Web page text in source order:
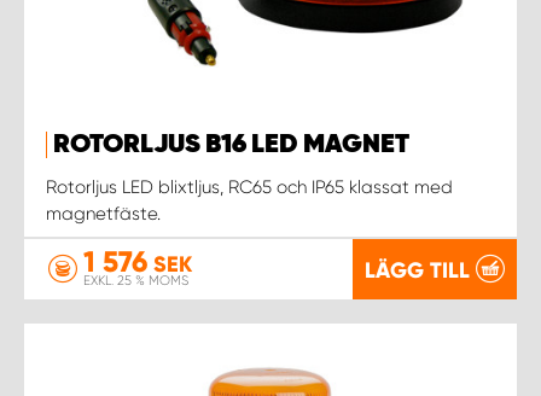
ROTORLJUS B16 LED MAGNET
Rotorljus LED blixtljus, RC65 och IP65 klassat med
magnetfäste.
1 576 SEK
EXKL. 25 % MOMS LÄGG TILL